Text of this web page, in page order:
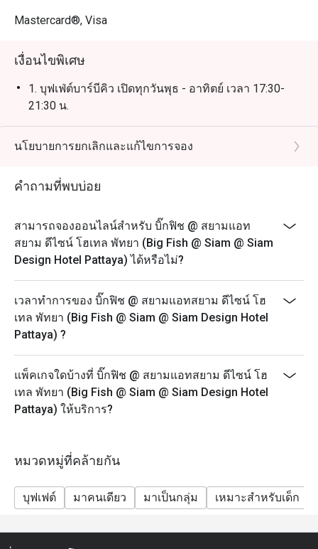
Mastercard®, Visa
เงื่อนไขพิเศษ
1. บุฟเฟ่ต์บาร์บีคิว เปิดทุกวันพุธ - อาทิตย์ เวลา 17:30-
21:30 น.
นโยบายการยกเลิกและแก้ไขการจอง
คำถามที่พบบ่อย
สามารถจองออนไลน์สำหรับ บิ๊กฟิช @ สยามแอท
สยาม ดีไซน์ โฮเทล พัทยา (Big Fish @ Siam @ Siam
Design Hotel Pattaya) ได้หรือไม่?
เวลาทำการของ บิ๊กฟิช @ สยามแอทสยาม ดีไซน์ โฮ
เทล พัทยา (Big Fish @ Siam @ Siam Design Hotel
Pattaya) ?
แพ็คเกจใดบ้างที่ บิ๊กฟิช @ สยามแอทสยาม ดีไซน์ โฮ
เทล พัทยา (Big Fish @ Siam @ Siam Design Hotel
Pattaya) ให้บริการ?
หมวดหมู่ที่คล้ายกัน
บุฟเฟต์ มาคนเดียว มาเป็นกลุ่ม เหมาะสำหรับเด็ก